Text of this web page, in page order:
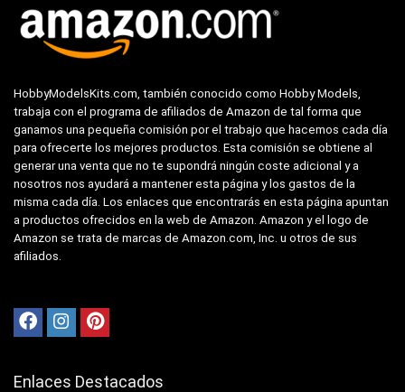
HobbyModelsKits.com, también conocido como Hobby Models,
trabaja con el programa de afiliados de Amazon de tal forma que
ganamos una pequeña comisión por el trabajo que hacemos cada día
para ofrecerte los mejores productos. Esta comisión se obtiene al
generar una venta que no te supondrá ningún coste adicional y a
nosotros nos ayudará a mantener esta página y los gastos de la
misma cada día. Los enlaces que encontrarás en esta página apuntan
a productos ofrecidos en la web de Amazon. Amazon y el logo de
Amazon se trata de marcas de Amazon.com, Inc. u otros de sus
afiliados.
Enlaces Destacados